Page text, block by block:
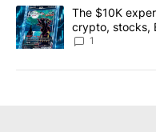
A trending article titled
The $10K
crypto, stocks,
8
1